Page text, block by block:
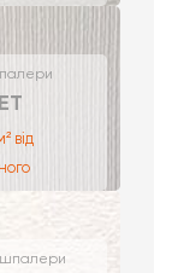
від
шпалери